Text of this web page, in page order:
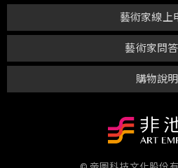
購物說明
藝術家問
藝術家線上